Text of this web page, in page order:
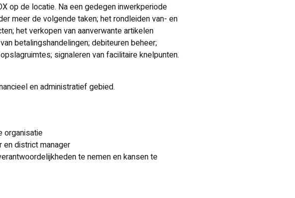
op de locatie. Na een gedegen inwerkperiode
meer de volgende taken; het rondleiden van- en
het verkopen van aanverwante artikelen
betalingshandelingen; debiteuren beheer;
signaleren van facilitaire knelpunten.
en administratief gebied.
organisatie
en district manager
te nemen en kansen te